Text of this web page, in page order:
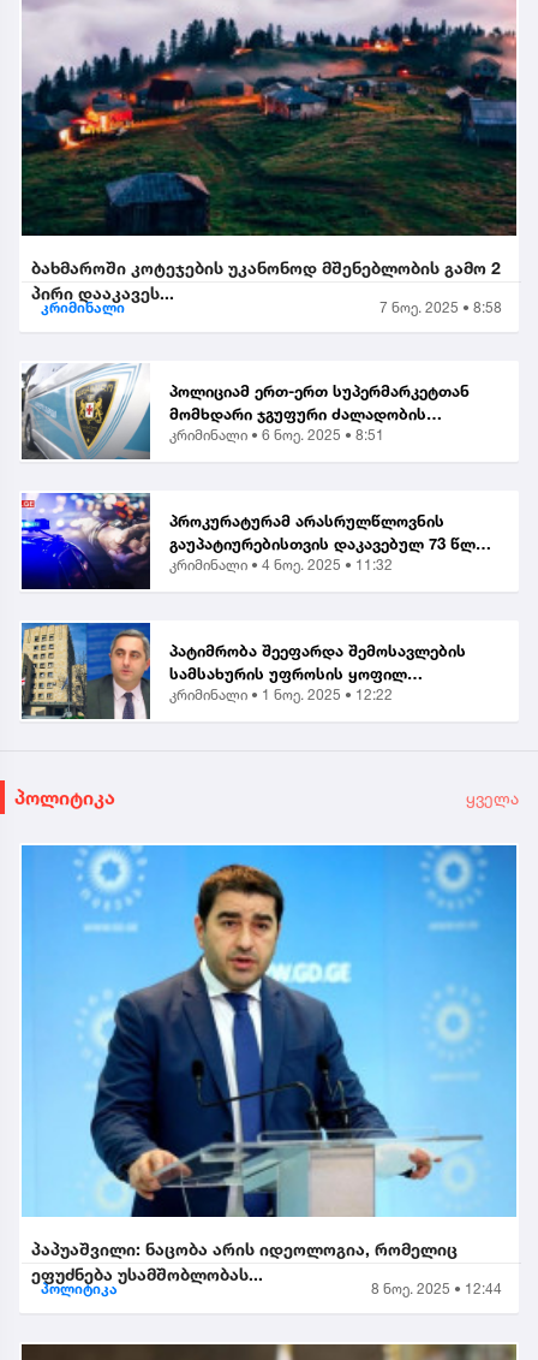
ბახმაროში კოტეჯების უკანონოდ მშენებლობის გამო 2
პირი დააკავეს...
კრიმინალი 7 ნოე. 2025 • 8:58
პოლიციამ ერთ-ერთ სუპერმარკეტთან
მომხდარი ჯგუფური ძალადობის
ორგანიზებისა და მასში მონაწილეობის
კრიმინალი • 6 ნოე. 2025 • 8:51
პროკურატურამ არასრულწლოვნის
გაუპატიურებისთვის დაკავებულ 73 წლის
მამაკაცს ბრალი წარუდგინა...
კრიმინალი • 4 ნოე. 2025 • 11:32
პატიმრობა შეეფარდა შემოსავლების
სამსახურის უფროსის ყოფილ
მოადგილეს - ვლადიმერ ხუნდაძეს...
კრიმინალი • 1 ნოე. 2025 • 12:22
პოლიტიკა ყველა
პაპუაშვილი: ნაცობა არის იდეოლოგია, რომელიც
ეფუძნება უსამშობლობას...
პოლიტიკა 8 ნოე. 2025 • 12:44